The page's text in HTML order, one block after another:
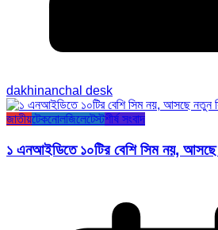
dakhinanchal desk
জাতীয়টেকনোলজিলেটেস্টশীর্ষ সংবাদ
১ এনআইডিতে ১০টির বেশি সিম নয়, আসছে